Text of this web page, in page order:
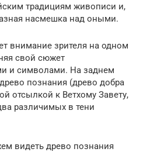
традициям живописи и,
насмешка над оными.
внимание зрителя на одном
свой сюжет
и символами. На заднем
познания (древо добра
отсылкой к Ветхому Завету,
различимых в тени
видеть древо познания